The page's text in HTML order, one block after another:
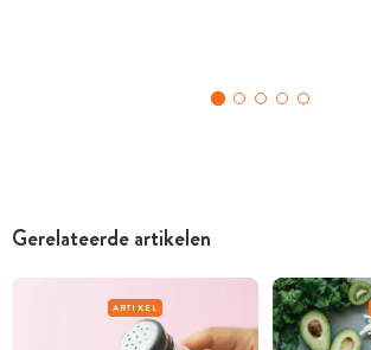
Gerelateerde artikelen
ARTIKEL